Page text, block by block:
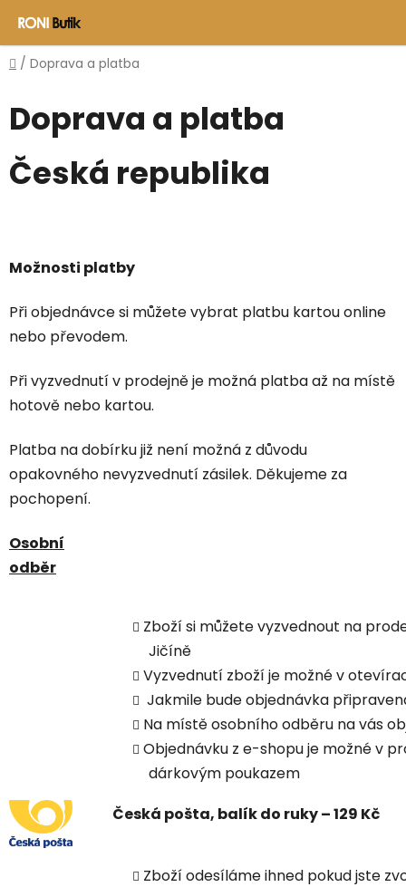
obsah
Domů
/ Doprava a platba
Doprava a platba
Česká republika
Možnosti platby
Při objednávce si můžete vybrat platbu kartou online
nebo převodem.
Při vyzvednutí v prodejně je možná platba až na místě
hotově nebo kartou.
Platba na dobírku již není možná z důvodu
opakovného nevyzvednutí zásilek. Děkujeme za
pochopení.
Osobní
odběr
Zboží si můžete vyzvednout na
Jičíně
Vyzvednutí zboží je možné v
Jakmile bude objednávka
Na místě osobního odběru na vás
Objednávku z e-shopu je možné v
dárkovým poukazem
Česká pošta, balík do ruky – 129 Kč
Zboží odesíláme ihned pokud jste